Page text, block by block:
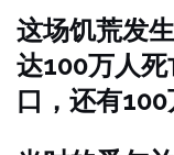
这场饥荒发
达100万人
口，还有100